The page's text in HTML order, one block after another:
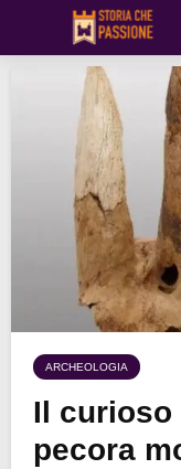
ARCHEOLOGIA
Il curioso
pecora